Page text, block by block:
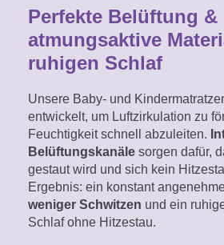
Perfekte Belüftung &
atmungsaktive
ruhigen Schlaf
Unsere Baby- und
entwickelt, um Luftzirkulation zu
Feuchtigkeit schnell abzuleiten.
Belüftungskanäle sorgen dafür,
gestaut wird und sich kein
Ergebnis: ein konstant
weniger Schwitzen und ein
Schlaf ohne Hitzestau.